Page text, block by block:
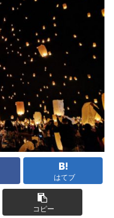
はてブ
コピー